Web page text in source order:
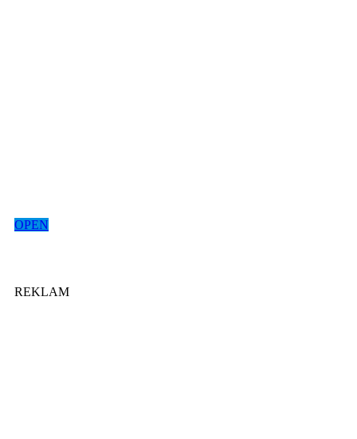
OPEN
REKLAM